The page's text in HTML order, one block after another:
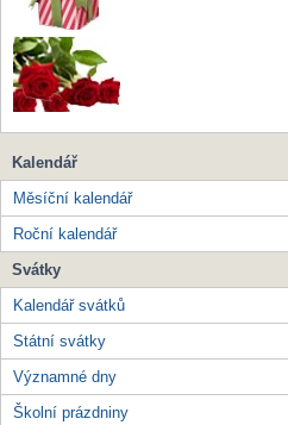
Kalendář
Měsíční kalendář
Roční kalendář
Svátky
Kalendář svátků
Státní svátky
Významné dny
Školní prázdniny